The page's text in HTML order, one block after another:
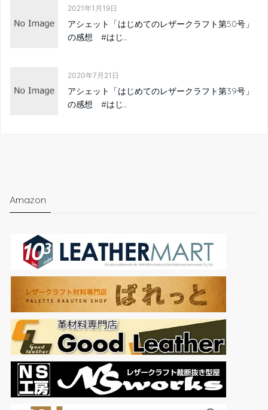
2021年1月19日
アシェット「はじめてのレザークラフト第50号」
の感想 #はじ...
2020年7月21日
アシェット「はじめてのレザークラフト第39号」
の感想 #はじ...
Amazon